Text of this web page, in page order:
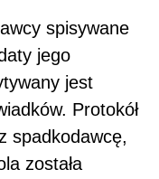
spisywane
jego
jest
Protokół
spadkodawcę,
została